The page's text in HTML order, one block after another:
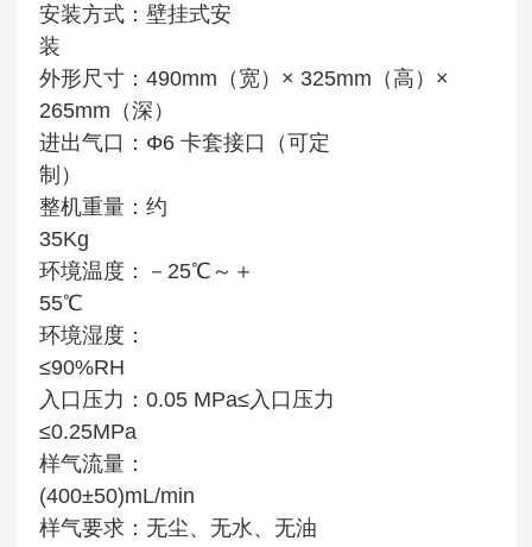
安装方式：壁挂式安
外形尺寸：490mm（宽）× 325mm（高）×
265mm（深）
进出气口：Φ6 卡套接口（可定
制
整机重量：约
环境温度：－25℃～＋
55℃
环境湿度：
≤90%RH
入口压力：0.05 MPa≤入口压力
≤0.25MPa
样气流量：
(400±50)mL/
样气要求：无尘、无水、无油